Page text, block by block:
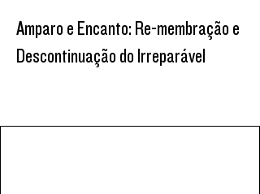
Amparo e Encanto: Re-membração e
Descontinuação do Irreparável